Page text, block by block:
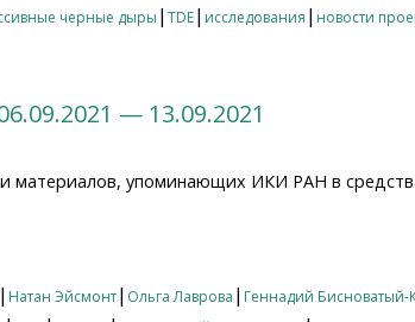
черные дыры | TDE| исследования | новости
— 13.09.2021
материалов, упоминающих ИКИ РАН в
| Натан Эйсмонт| Ольга Лаврова | Геннадий Бисноватый-